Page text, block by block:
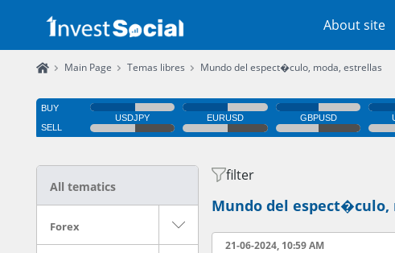
About site
Main Page Temas libres Mundo del espect�culo, moda, estrellas
All tematics
Forex
filter
Mundo del espect�culo,
21-06-2024, 10:59 AM